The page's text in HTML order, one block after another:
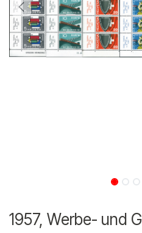
1957, Werbe- und